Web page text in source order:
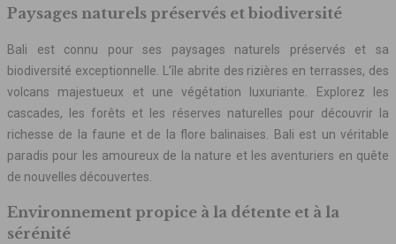
Paysages naturels préservés et biodiversité
Bali est connu pour ses paysages naturels préservés et sa
biodiversité exceptionnelle. L’île abrite des rizières en terrasses, des
volcans majestueux et une végétation luxuriante. Explorez les
cascades, les forêts et les réserves naturelles pour découvrir la
richesse de la faune et de la flore balinaises. Bali est un véritable
paradis pour les amoureux de la nature et les aventuriers en quête
de nouvelles découvertes.
Environnement propice à la détente et à la
sérénité